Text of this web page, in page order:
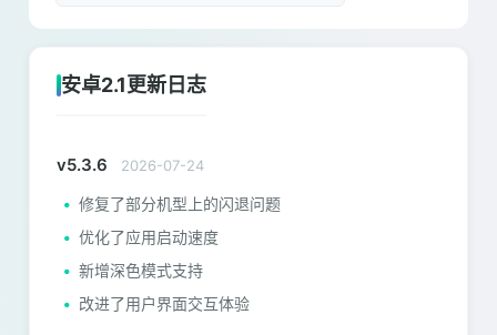
安卓2.1更新日志
v5.3.6 2026-07-24
修复了部分机型上的闪退问题
优化了应用启动速度
新增深色模式支持
改进了用户界面交互体验